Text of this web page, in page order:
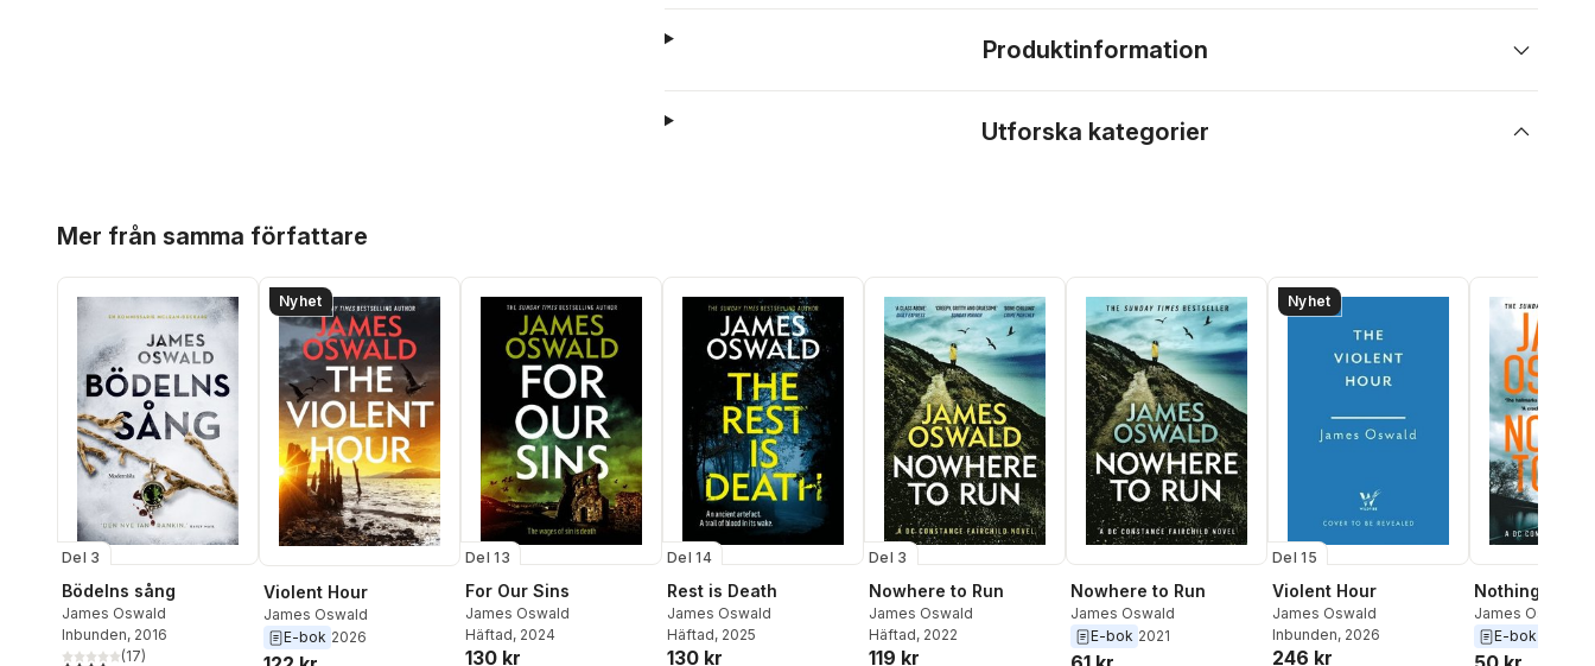
Produktinformation
Utforska kategorier
Mer från samma författare
Del 3
Bödelns sång
James Oswald
Inbunden, 2016
(17)
Nyhet
Violent Hour
James Oswald
E-bok 2026
Del 13
For Our Sins
James Oswald
Häftad, 2024
130 kr
Del 14
Rest is Death
James Oswald
Häftad, 2025
130 kr
Del 3
Nowhere to Run
James Oswald
Häftad, 2022
119 kr
Nowhere to Run
James Oswald
E-bok 2021
Nyhet
Del 15
Violent Hour
James Oswald
Inbunden, 2026
246 kr
Nothing to
James Oswald
E-bok